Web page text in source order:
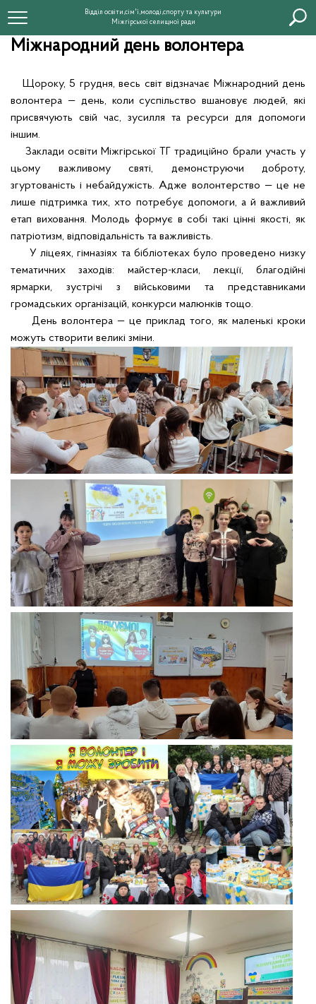
Відділ освіти,сім'ї,молоді,спорту та культури
Міжгірської селищної ради
Міжнародний день волонтера
Щороку, 5 грудня, весь світ відзначає Міжнародний день
волонтера — день, коли суспільство вшановує людей, які
присвячують свій час, зусилля та ресурси для допомоги
іншим.
Заклади освіти Міжгірської ТГ традиційно брали участь у
цьому важливому святі, демонструючи доброту,
згуртованість і небайдужість. Адже волонтерство — це не
лише підтримка тих, хто потребує допомоги, а й важливий
етап виховання. Молодь формує в собі такі цінні якості, як
патріотизм, відповідальність та важливість.
У ліцеях, гімназіях та бібліотеках було проведено низку
тематичних заходів: майстер-класи, лекції, благодійні
ярмарки, зустрічі з військовими та представниками
громадських організацій, конкурси малюнків тощо.
День волонтера — це приклад того, як маленькі кроки
можуть створити великі зміни.